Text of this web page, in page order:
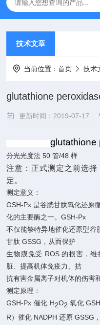
技术文章
当前位置：首页 技术
glutathione
更新时间：2019-07-17
glutathione
分光光度法 50 管/48 样
注意：正式测定之前选择
定。
测定意义：
GSH-Px 是谷胱甘肽氧化还原
化的主要酶之一。GSH-Px
不仅能够特异地催化还原型谷
甘肽 GSSG ，从而保护
生物膜免受 ROS 的损害，维
脏、提高机体免疫力、拮
抗有害金属离子对机体的伤害
测定原理：
GSH-Px 催化 H2O2 氧化 GSH
R ）催化 NADPH 还原 GSSG ，